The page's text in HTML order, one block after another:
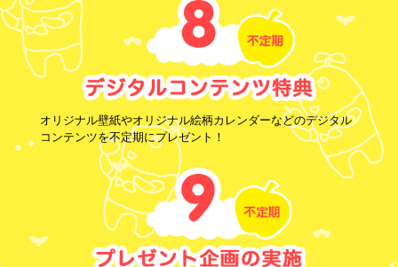
オリジナル壁紙やオリジナル絵柄カレンダーなどのデジタル
コンテンツを不定期にプレゼント！